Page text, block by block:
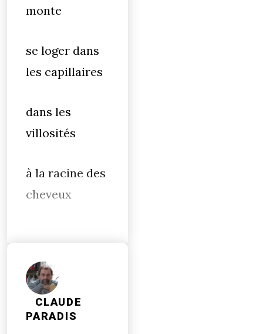
monte
se loger dans
les capillaires
dans les
villosités
à la racine des
cheveux
CLAUDE
PARADIS